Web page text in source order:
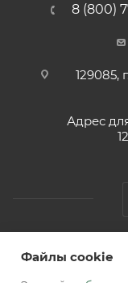
8 (800)
129085,
Адрес
2026 ©
Файлы cookie